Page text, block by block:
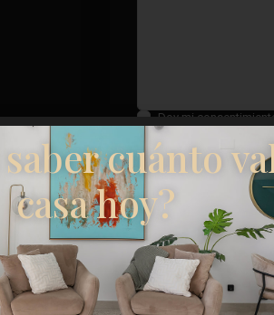
Doy mi
Planos de planta
cuánto
casa hoy?